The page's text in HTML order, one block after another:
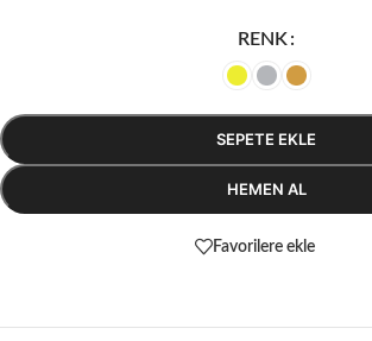
RENK
SEPETE EKLE
HEMEN AL
Favorilere ekle